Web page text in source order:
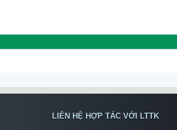
LIÊN HỆ HỢP TÁC VỚI LTTK